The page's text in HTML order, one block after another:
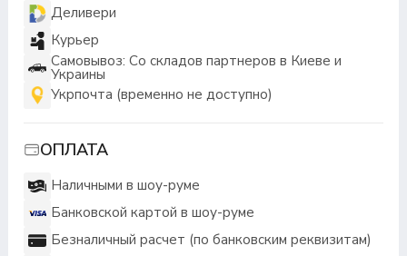
Деливери
Курьер
Самовывоз: Со складов партнеров в Киеве и
Украины
Укрпочта (временно не доступно)
ОПЛАТА
Наличными в шоу-руме
Банковской картой в шоу-руме
Безналичный расчет (по банковским реквизитам)